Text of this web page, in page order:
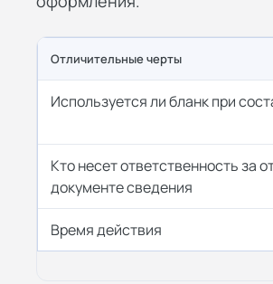
Отличительные черты
Используется ли бланк при
Кто несет ответственность за
документе сведения
Время действия